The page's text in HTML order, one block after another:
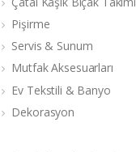
Pişirme
Servis & Sunum
Mutfak Aksesuarları
Ev Tekstili & Banyo
Dekorasyon